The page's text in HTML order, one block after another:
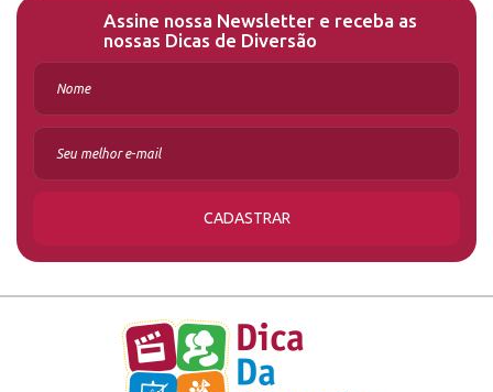
Assine nossa Newsletter e receba as
nossas Dicas de Diversão
CADASTRAR